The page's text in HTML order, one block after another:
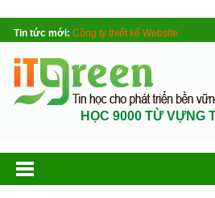
Tin tức mới: Công ty thiết kế Website
HỌC 9000 TỪ VỰNG